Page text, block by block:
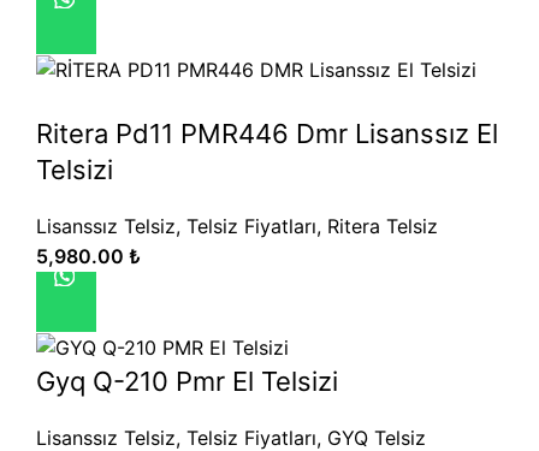
Ritera Pd11 PMR446 Dmr Lisanssız El
Telsizi
Lisanssız Telsiz, Telsiz Fiyatları, Ritera Telsiz
5,980.00 ₺
Gyq Q-210 Pmr El Telsizi
Lisanssız Telsiz, Telsiz Fiyatları, GYQ Telsiz